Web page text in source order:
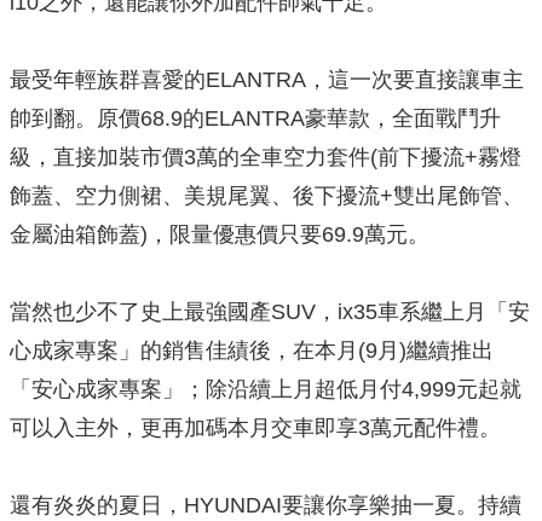
最受年輕族群喜愛的ELANTRA，這一次要直接讓車主
帥到翻。原價68.9的ELANTRA豪華款，全面戰鬥升
級，直接加裝市價3萬的全車空力套件(前下擾流+霧燈
飾蓋、空力側裙、美規尾翼、後下擾流+雙出尾飾管、
金屬油箱飾蓋)，限量優惠價只要69.9萬元。
當然也少不了史上最強國產SUV，ix35車系繼上月「安
心成家專案」的銷售佳績後，在本月(9月)繼續推出
「安心成家專案」；除沿續上月超低月付4,999元起就
可以入主外，更再加碼本月交車即享3萬元配件禮。
還有炎炎的夏日，HYUNDAI要讓你享樂抽一夏。持續